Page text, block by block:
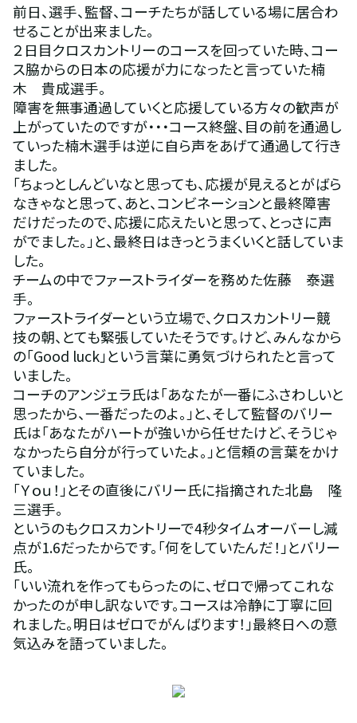
前日、選手、監督、コーチたちが話している場に居合わ
せることが出来ました。
２日目クロスカントリーのコースを回っていた時、コー
ス脇からの日本の応援が力になったと言っていた楠
木　貴成選手。
障害を無事通過していくと応援している方々の歓声が
上がっていたのですが・・・コース終盤、目の前を通過し
ていった楠木選手は逆に自ら声をあげて通過して行き
ました。
「ちょっとしんどいなと思っても、応援が見えるとがばら
なきゃなと思って、あと、コンビネーションと最終障害
だけだったので、応援に応えたいと思って、とっさに声
がでました。」と、最終日はきっとうまくいくと話していま
した。
チームの中でファーストライダーを務めた佐藤　泰選
手。
ファーストライダーという立場で、クロスカントリー競
技の朝、とても緊張していたそうです。けど、みんなから
の「Good luck」という言葉に勇気づけられたと言って
いました。
コーチのアンジェラ氏は「あなたが一番にふさわしいと
思ったから、一番だったのよ。」と、そして監督のバリー
氏は「あなたがハートが強いから任せたけど、そうじゃ
なかったら自分が行っていたよ。」と信頼の言葉をかけ
ていました。
「Ｙｏｕ！」とその直後にバリー氏に指摘された北島　隆
三選手。
というのもクロスカントリーで4秒タイムオーバーし減
点が1.6だったからです。「何をしていたんだ！」とバリー
氏。
「いい流れを作ってもらったのに、ゼロで帰ってこれな
かったのが申し訳ないです。コースは冷静に丁寧に回
れました。明日はゼロでがんばります！」最終日への意
気込みを語っていました。